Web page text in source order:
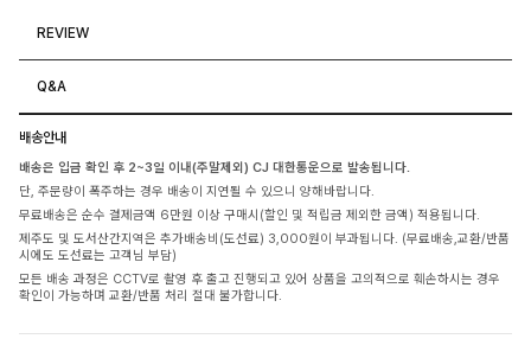
REVIEW
Q&A
배송안내
배송은 입금 확인 후 2~3일 이내(주말제외) CJ 대한통운으로 발송됩니다.
단, 주문량이 폭주하는 경우 배송이 지연될 수 있으니 양해바랍니다.
무료배송은 순수 결제금액 6만원 이상 구매시(할인 및 적립금 제외한 금액) 적용됩니다.
제주도 및 도서산간지역은 추가배송비(도선료) 3,000원이 부과됩니다. (무료배송,교환/반품
시에도 도선료는 고객님 부담)
모든 배송 과정은 CCTV로 촬영 후 출고 진행되고 있어 상품을 고의적으로 훼손하시는 경우
확인이 가능하며 교환/반품 처리 절대 불가합니다.